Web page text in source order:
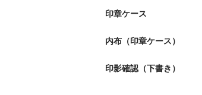
印章ケース
内布（印章ケース）
印影確認（下書き）